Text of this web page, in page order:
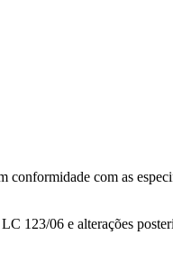
com as
123/06 e alterações